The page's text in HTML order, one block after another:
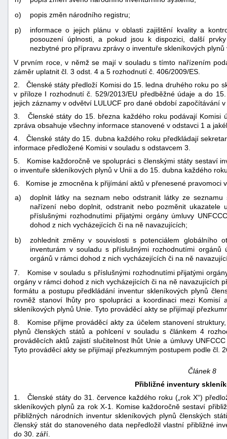
o)
popis změn národního registru;
p)
informace o jejich plánu v oblasti zajištění kvality a
posouzení úplnosti, a pokud jsou k dispozici, další
nezbytné pro přípravu zprávy o inventuře skleníkových plynů
V prvním roce, v němž se mají v souladu s tímto nařízením
záměr uplatnit čl. 3 odst. 4 a 5 rozhodnutí č. 406/2009/ES.
2. Členské státy předloží Komisi do 15. ledna druhého roku po
v příloze I rozhodnutí č. 529/2013/EU předběžné údaje a do
jejich záznamy v odvětví LULUCF pro dané období započítávání
3. Členské státy do 15. března každého roku podávají Komisi
zpráva obsahuje všechny informace stanovené v odstavci 1 a
4. Členské státy do 15. dubna každého roku předkládají
informace předložené Komisi v souladu s odstavcem 3.
5. Komise každoročně ve spolupráci s členskými státy sestaví
o inventuře skleníkových plynů v Unii a do 15. dubna každého
6. Komise je zmocněna k přijímání aktů v přenesené pravomoci
a)
doplnit látky na seznam nebo odstranit látky ze
nařízení nebo doplnit, odstranit nebo pozměnit
příslušnými rozhodnutími přijatými orgány úmluvy
dohod z nich vycházejících či na ně navazujících;
b)
zohlednit změny v souvislosti s potenciálem globálního
inventurám v souladu s příslušnými rozhodnutími orgánů
orgánů v rámci dohod z nich vycházejících či na ně
7. Komise v souladu s příslušnými rozhodnutími přijatými
orgány v rámci dohod z nich vycházejících či na ně navazujících
formátu a postupu předkládání inventur skleníkových plynů
rovněž stanoví lhůty pro spolupráci a koordinaci mezi
skleníkových plynů Unie. Tyto prováděcí akty se přijímají
8. Komise přijme prováděcí akty za účelem stanovení
plynů členských států a pohlcení v souladu s článkem 4
prováděcích aktů zajistí slučitelnost lhůt Unie a úmluvy
Tyto prováděcí akty se přijímají přezkumným postupem podle čl.
Článek 8
Přibližné inventury
1. Členské státy do 31. července každého roku („rok X“)
skleníkových plynů za rok X-1. Komise každoročně sestaví
přibližných národních inventur skleníkových plynů členských
členský stát do stanoveného data nepředložil vlastní přibližné
do 30. září.